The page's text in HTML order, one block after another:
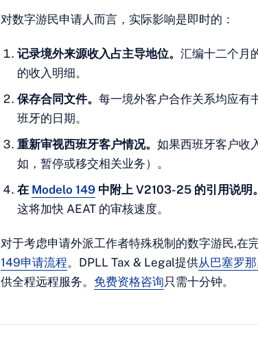
对数字游民申请人而言，实际影响是即时的：
记录境外来源收入占主导地位。 汇编十二个月
的收入明细。
保存合同文件。 每一境外客户合作关系均应有
班牙的日期。
重新审视西班牙客户情况。 如果西班牙客户收
如，暂停或移交相关业务）。
在 Modelo 149中附上 V2103-25 的引用说明。
这将加快 AEAT 的审核速度。
对于考虑申请外派工作者特殊税制的数字游民,在
149申请流程。DPLL Tax & Legal提供从巴塞罗
供全程远程服务。 免费资格咨询只需十分钟。